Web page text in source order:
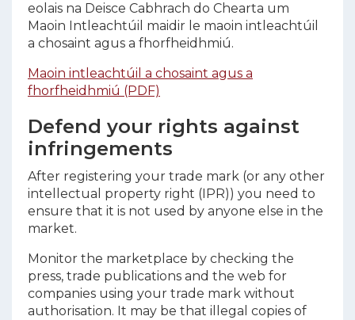
eolais na Deisce Cabhrach do Chearta um
Maoin Intleachtúil maidir le maoin intleachtúil
a chosaint agus a fhorfheidhmiú.
Maoin intleachtúil a chosaint agus a
fhorfheidhmiú (PDF)
Defend your rights against
infringements
After registering your trade mark (or any other
intellectual property right (IPR)) you need to
ensure that it is not used by anyone else in the
market.
Monitor the marketplace by checking the
press, trade publications and the web for
companies using your trade mark without
authorisation. It may be that illegal copies of